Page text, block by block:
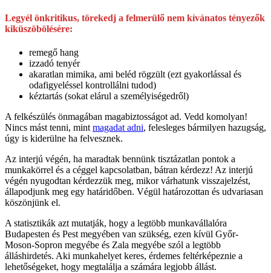
Legyél önkritikus, törekedj a felmerülő nem kívánatos tényezők
kiküszöbölésére:
remegő hang
izzadó tenyér
akaratlan mimika, ami beléd rögzült (ezt gyakorlással és
odafigyeléssel kontrollálni tudod)
kéztartás (sokat elárul a személyiségedről)
A felkészülés önmagában magabiztosságot ad. Vedd komolyan!
Nincs mást tenni, mint magadat adni, felesleges bármilyen hazugság,
úgy is kiderülne ha felvesznek.
Az interjú végén, ha maradtak bennünk tisztázatlan pontok a
munkakörrel és a céggel kapcsolatban, bátran kérdezz! Az interjú
végén nyugodtan kérdezzük meg, mikor várhatunk visszajelzést,
állapodjunk meg egy határidőben. Végül határozottan és udvariasan
köszönjünk el.
A statisztikák azt mutatják, hogy a legtöbb munkavállalóra
Budapesten és Pest megyében van szükség, ezen kívül Győr-
Moson-Sopron megyébe és Zala megyébe szól a legtöbb
álláshirdetés. Aki munkahelyet keres, érdemes feltérképeznie a
lehetőségeket, hogy megtalálja a számára legjobb állást.